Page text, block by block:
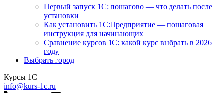
Первый запуск 1С: пошагово — что делать после
установки
Как установить 1С:Предприятие — пошаговая
инструкция для начинающих
Сравнение курсов 1С: какой курс выбрать в 2026
году
Выбрать город
Курсы 1С
info@kurs-1c.ru